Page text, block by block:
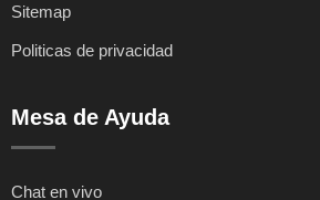
Sitemap
Politicas de privacidad
Mesa de Ayuda
Chat en vivo